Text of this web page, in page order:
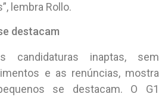
lembra Rollo.
destacam
candidaturas inaptas, sem
e as renúncias, mostra
se destacam. O G1